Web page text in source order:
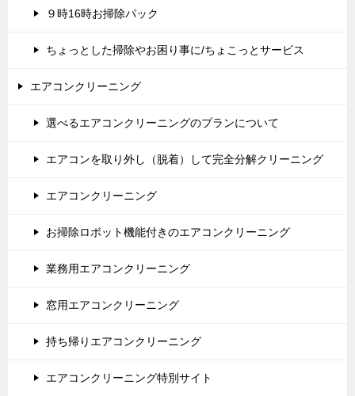
９時16時お掃除パック
ちょっとした掃除やお困り事に/ちょこっとサービス
エアコンクリーニング
選べるエアコンクリーニングのプランについて
エアコンを取り外し（脱着）して完全分解クリーニング
エアコンクリーニング
お掃除ロボット機能付きのエアコンクリーニング
業務用エアコンクリーニング
窓用エアコンクリーニング
持ち帰りエアコンクリーニング
エアコンクリーニング特別サイト